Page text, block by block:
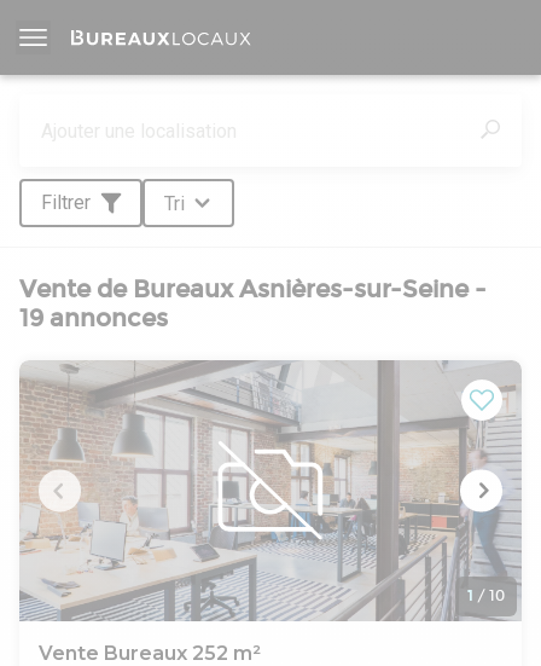
Filtrer Tri
Vente de Bureaux Asnières-sur-Seine -
19 annonces
1 / 10
Vente Bureaux 252 m²